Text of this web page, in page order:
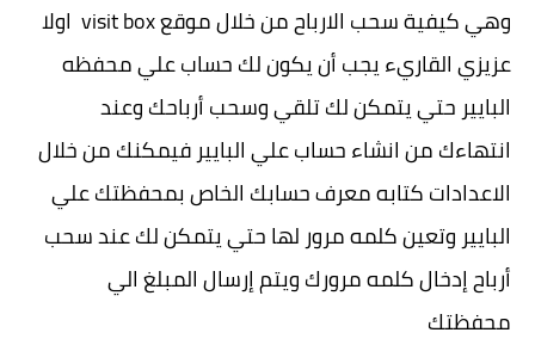
وهي كيفية سحب الارباح من خلال موقع visit box اولا
عزيزي القاريء يجب أن يكون لك حساب علي محفظه
البايير حتي يتمكن لك تلقي وسحب أرباحك وعند
انتهاءك من انشاء حساب علي البايير فيمكنك من خلال
الاعدادات كتابه معرف حسابك الخاص بمحفظتك علي
البايير وتعين كلمه مرور لها حتي يتمكن لك عند سحب
أرباح إدخال كلمه مرورك ويتم إرسال المبلغ الي
محفظتك